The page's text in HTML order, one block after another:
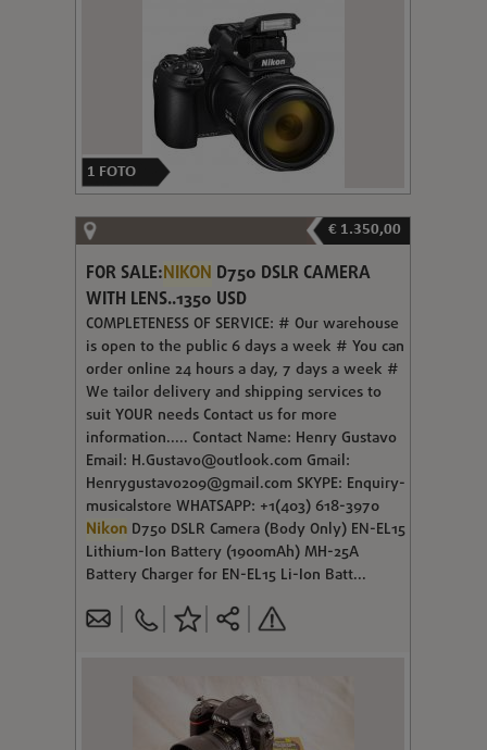
1 FOTO
€ 1.350,00
FOR SALE:NIKON D750 DSLR CAMERA
WITH LENS..1350 USD
COMPLETENESS OF SERVICE: # Our warehouse
is open to the public 6 days a week # You can
order online 24 hours a day, 7 days a week #
We tailor delivery and shipping services to
suit YOUR needs Contact us for more
information..... Contact Name: Henry Gustavo
Email: H.Gustavo@outlook.com Gmail:
Henrygustavo209@gmail.com SKYPE: Enquiry-
musicalstore WHATSAPP: +1(403) 618-3970
NikonD750 DSLR Camera (Body Only) EN-EL15
Lithium-Ion Battery (1900mAh) MH-25A
Battery Charger for EN-EL15 Li-Ion Batt...